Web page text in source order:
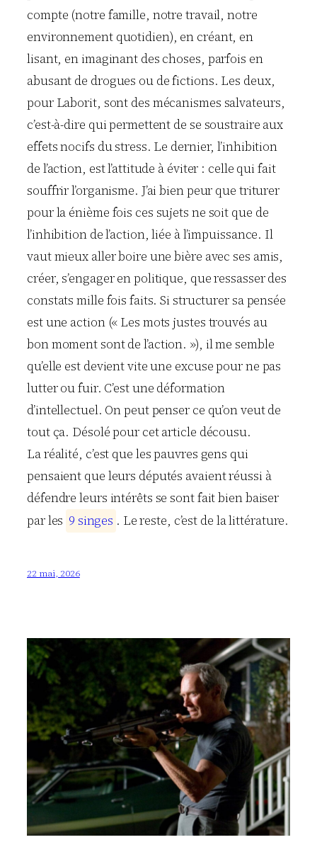
compte (notre famille, notre travail, notre
environnement quotidien), en créant, en
lisant, en imaginant des choses, parfois en
abusant de drogues ou de fictions. Les deux,
pour Laborit, sont des mécanismes salvateurs,
c’est-à-dire qui permettent de se soustraire aux
effets nocifs du stress. Le dernier, l’inhibition
de l’action, est l’attitude à éviter : celle qui fait
souffrir l’organisme. J’ai bien peur que triturer
pour la énième fois ces sujets ne soit que de
l’inhibition de l’action, liée à l’impuissance. Il
vaut mieux aller boire une bière avec ses amis,
créer, s’engager en politique, que ressasser des
constats mille fois faits. Si structurer sa pensée
est une action (« Les mots justes trouvés au
bon moment sont de l’action. »), il me semble
qu’elle est devient vite une excuse pour ne pas
lutter ou fuir. C’est une déformation
d’intellectuel. On peut penser ce qu’on veut de
tout ça. Désolé pour cet article décousu.
La réalité, c’est que les pauvres gens qui
pensaient que leurs députés avaient réussi à
défendre leurs intérêts se sont fait bien baiser
par les 9 singes . Le reste, c’est de la littérature.
22 mai, 2026